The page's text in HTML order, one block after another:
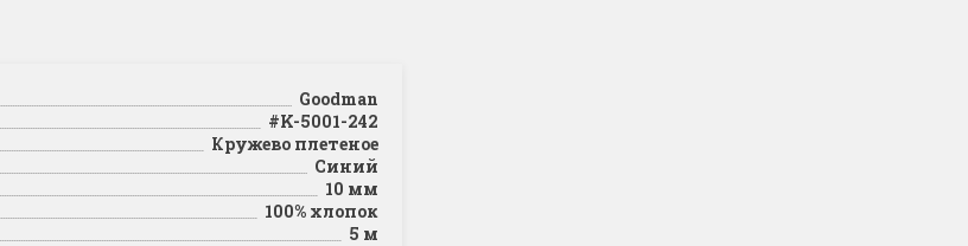
Goodman
#K-5001-242
Кружево плетеное
Синий
10 мм
100% хлопок
5 м